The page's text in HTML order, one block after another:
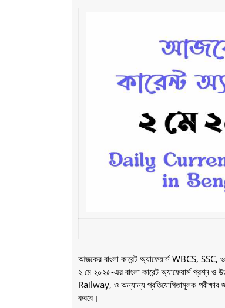
আজকের বাংলা কারেন্ট অ্যাফেয়ার্স WBCS,
২ মে ২০২৫-এর বাংলা কারেন্ট অ্যাফেয়ার্স প্রশ্ন
Railway, ও অন্যান্য প্রতিযোগিতামূলক পরীক্ষার
করবে।